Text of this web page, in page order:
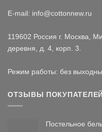
E-mail: info@cottonnew.ru
119602 Россия г. Москва,
деревня, д. 4, корп. 3.
Режим работы: без
ОТЗЫВЫ ПОКУПАТЕЛЕЙ
Постельное